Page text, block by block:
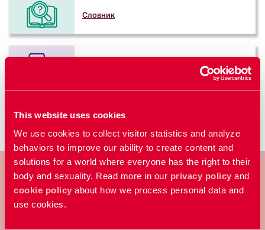
This website uses cookies
We use cookies to collect visitor statistics and analyze
behaviors to improve our ability to create content and
solutions for a world where everyone has the right to their
body and sexuality. Read more in our privacy policy and
cookie policy about how we process personal data and
use cookies.
Словник
RFSU – шведська неприбуткова